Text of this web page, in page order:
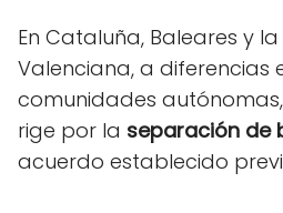
En Cataluña, Baleares y
Valenciana, a diferencias
comunidades
rige por la separación de
acuerdo establecido